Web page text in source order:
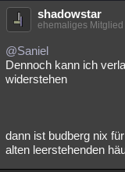
Menschen
Spiritualität
Natur Umfragen
Astronomie
shadowstar
ehemaliges Mitglied
@Saniel
Dennoch kann ich
widerstehen
dann ist budberg nix
alten leerstehenden